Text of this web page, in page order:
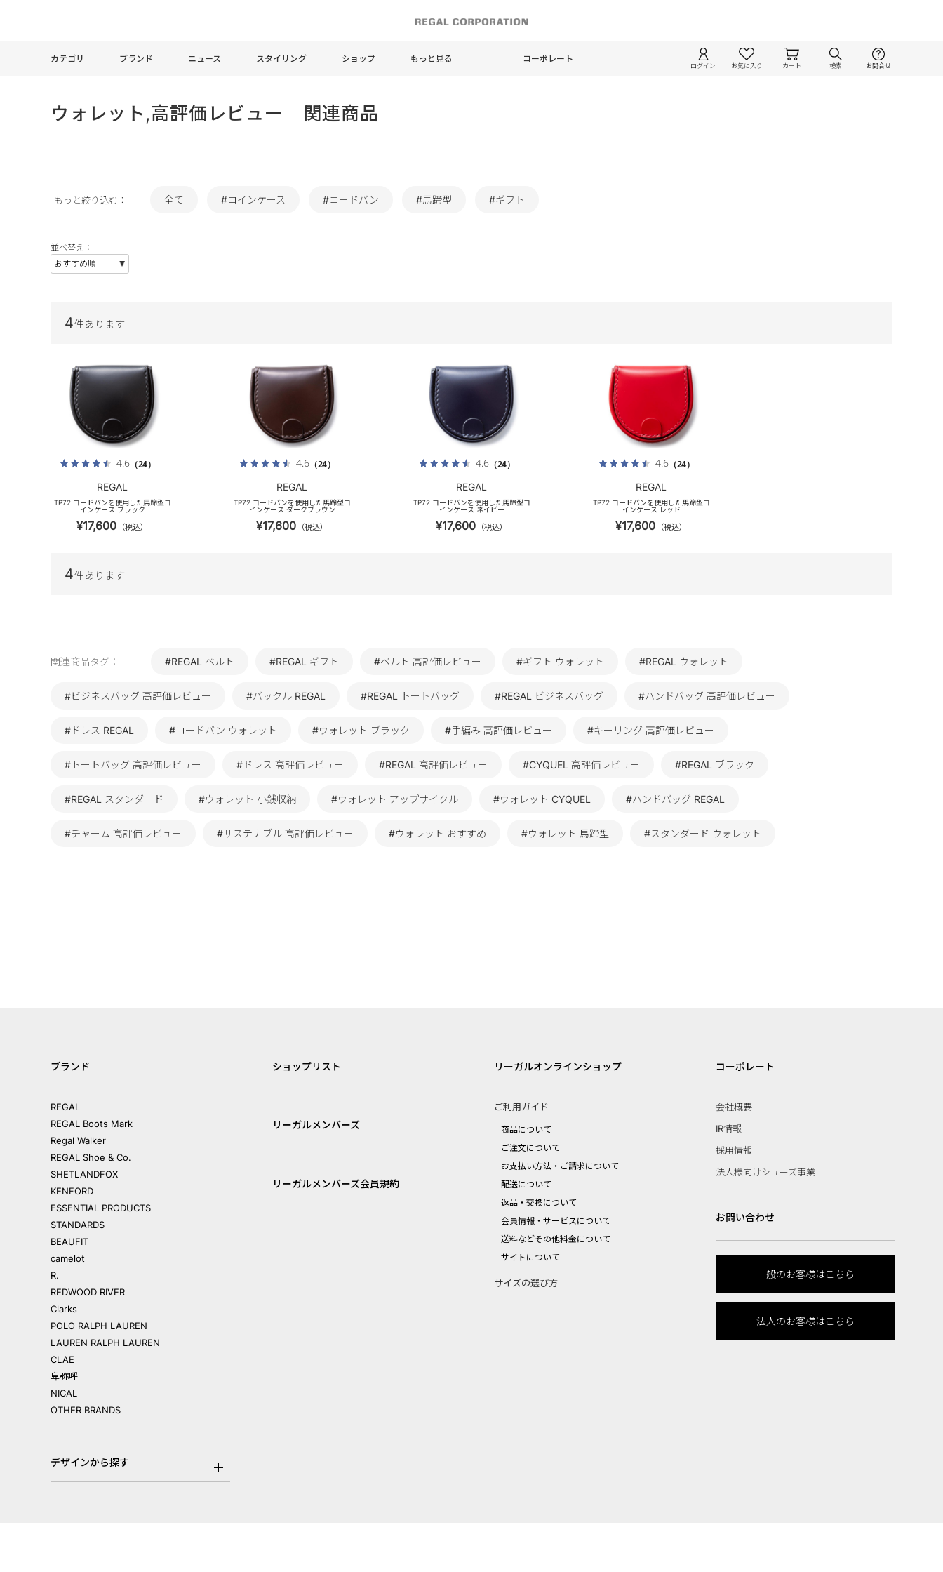
カテゴリ ブランド ニュース スタイリング ショップ もっと見る コーポレート
ログイン お気に入り カート 検索 お問合せ
ウォレット,高評価レビュー 関連商品
もっと絞り込む： 全て #コインケース #コードバン #馬蹄型 #ギフト
並べ替え：
4件あります
4.6（24）
REGAL
TP72 コードバンを使用した馬蹄型コ
インケース ブラック
¥17,600 （税込）
4.6（24）
REGAL
TP72 コードバンを使用した馬蹄型コ
インケース ダークブラウン
¥17,600 （税込）
4.6（24）
REGAL
TP72 コードバンを使用した馬蹄型コ
インケース ネイビー
¥17,600 （税込）
4.6（24）
REGAL
TP72 コードバンを使用した馬蹄型コ
インケース レッド
¥17,600 （税込）
4件あります
関連商品タグ： #REGAL ベルト #REGAL ギフト #ベルト 高評価レビュー #ギフト ウォレット #REGAL ウォレット
#ビジネスバッグ 高評価レビュー #バックル REGAL #REGAL トートバッグ #REGAL ビジネスバッグ #ハンドバッグ 高評価レビュー
#ドレス REGAL #コードバン ウォレット #ウォレット ブラック #手編み 高評価レビュー #キーリング 高評価レビュー
#トートバッグ 高評価レビュー #ドレス 高評価レビュー #REGAL 高評価レビュー #CYQUEL 高評価レビュー #REGAL ブラック
#REGAL スタンダード #ウォレット 小銭収納 #ウォレット アップサイクル #ウォレット CYQUEL #ハンドバッグ REGAL
#チャーム 高評価レビュー #サステナブル 高評価レビュー #ウォレット おすすめ #ウォレット 馬蹄型 #スタンダード ウォレット
ブランド
REGAL
REGAL Boots Mark
Regal Walker
REGAL Shoe & Co.
SHETLANDFOX
KENFORD
ESSENTIAL PRODUCTS
STANDARDS
BEAUFIT
camelot
R.
REDWOOD RIVER
Clarks
POLO RALPH LAUREN
LAUREN RALPH LAUREN
CLAE
卑弥呼
NICAL
OTHER BRANDS
デザインから探す
ショップリスト
リーガルメンバーズ
リーガルメンバーズ会員規約
リーガルオンラインショップ
ご利用ガイド
商品について
ご注文について
お支払い方法・ご請求について
配送について
返品・交換について
会員情報・サービスについて
送料などその他料金について
サイトについて
サイズの選び方
コーポレート
会社概要
IR情報
採用情報
法人様向けシューズ事業
お問い合わせ
一般のお客様はこちら
法人のお客様はこちら